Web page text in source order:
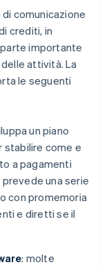
comunicazione
crediti, in
importante
attività. La
le seguenti
un piano
stabilire come e
a pagamenti
una serie
con promemoria
e diretti se il
: molte